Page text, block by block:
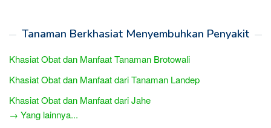
Tanaman Berkhasiat Menyembuhkan Penyakit
Khasiat Obat dan Manfaat Tanaman Brotowali
Khasiat Obat dan Manfaat dari Tanaman Landep
Khasiat Obat dan Manfaat dari Jahe
→ Yang lainnya...